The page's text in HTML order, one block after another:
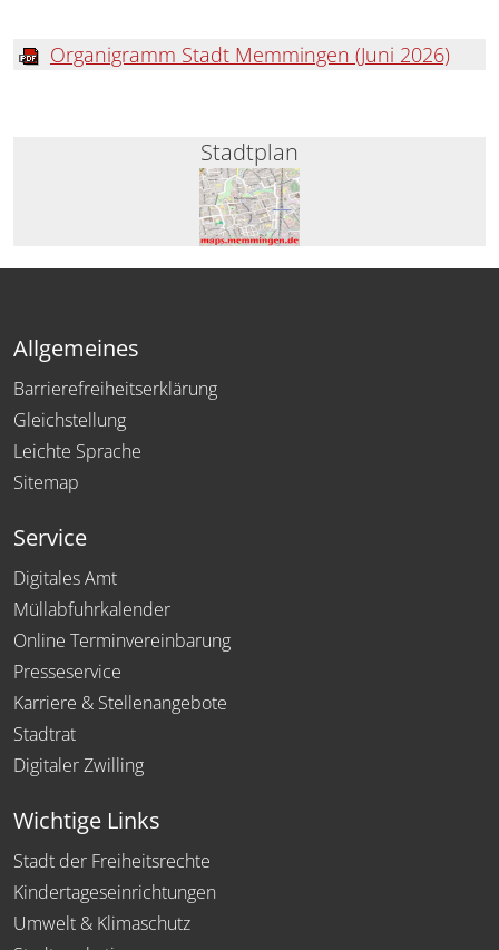
Organigramm Stadt Memmingen (Juni 2026)
Stadtplan
Allgemeines
Barrierefreiheitserklärung
Gleichstellung
Leichte Sprache
Sitemap
Service
Digitales Amt
Müllabfuhrkalender
Online Terminvereinbarung
Presseservice
Karriere & Stellenangebote
Stadtrat
Digitaler Zwilling
Wichtige Links
Stadt der Freiheitsrechte
Kindertageseinrichtungen
Umwelt & Klimaschutz